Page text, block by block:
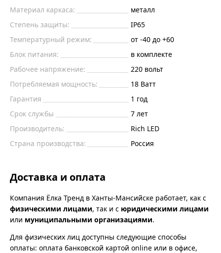
Материал каркаса:
металл
Степень защиты:
IP65
Температурный режим:
от -40 до +60
Блок питания:
в комплекте
Рабочее напряжение:
220 вольт
Потребляемая мощность:
18 Ватт
Гарантия
1 год
Срок службы
7 лет
Производитель:
Rich LED
Страна производства:
Россия
Доставка и оплата
Компания Ёлка Тренд в Ханты-Мансийске работает, как с
физическими лицами, так и с юридическими лицами
или муниципальными организациями.
Для физических лиц доступны следующие способы
оплаты: оплата банковской картой online или в офисе,